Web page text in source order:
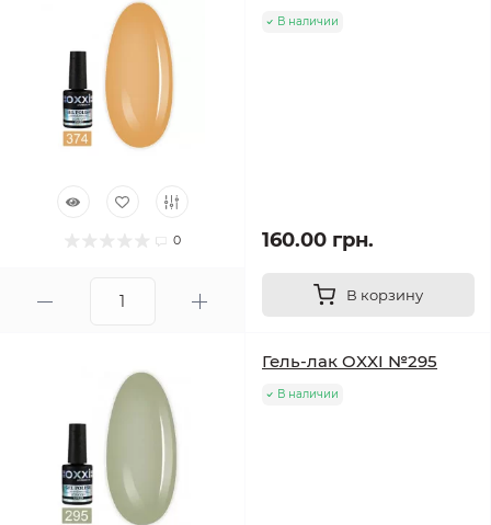
0
В наличии
160.00 грн.
В корзину
Гель-лак OXXI №295
В наличии